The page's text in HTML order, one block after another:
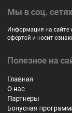
Мы в соц.
Информация на сайте
офертой и носит
Полезное на
Главная
О нас
Партнеры
Бонусная